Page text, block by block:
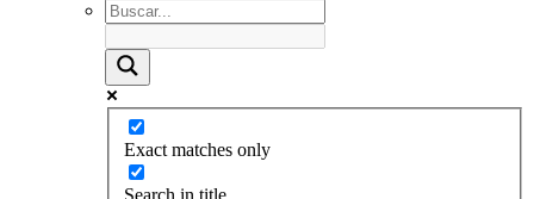
Exact matches only